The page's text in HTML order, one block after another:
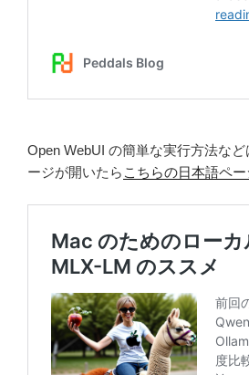
Open WebUI の簡単な実行方法な
ージが開いたら こちらの日本語ペー